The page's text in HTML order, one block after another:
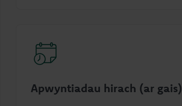
Apwyntiadau hirach (ar gais)